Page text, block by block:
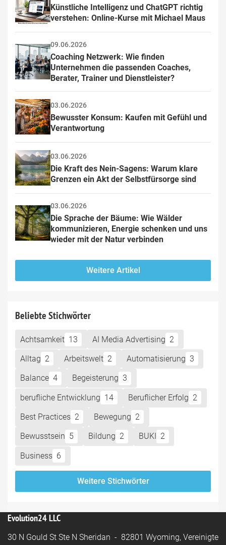
Künstliche Intelligenz und ChatGPT richtig
verstehen: Online-Kurse mit Michael Maus
09.06.2026
Coaching Netzwerk: Wie finden
Unternehmen die passenden Coaches,
Berater, Trainer und Dienstleister?
03.06.2026
Bewusster Konsum: Kaufen mit Gefühl und
Verantwortung
03.06.2026
Die Kraft des Nein-Sagens: Warum klare
Grenzen ein Akt der Selbstfürsorge sind
03.06.2026
Die Sprache der Bäume: Wie Wälder
kommunizieren, Energie schenken und uns
wieder mit der Natur verbinden
Weitere Artikel
Beliebte Stichwörter
Achtsamkeit 13 AI Media Advertising 2
Alltag 2 Arbeitswelt 2 Automatisierung 3
Balance 4 Begeisterung 3
berufliche Entwicklung 14 Beruflicher Erfolg 2
Best Practices 2 Bewegung 2
Bewusstsein 5 Bildung 2 BUKI 2
Business 6
Weitere Stichwörter
Evolution24 LLC
30 N Gould St Ste N Sheridan - 82801 Wyoming, Vereinigte